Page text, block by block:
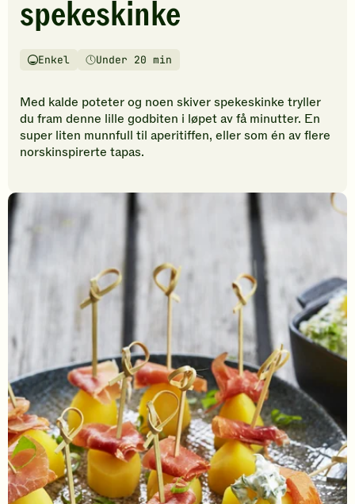
ingen
vurderinger.
den
til
å
vurdere
denne
oppskriften.
spekeskinke
Vanskelighetsgrad
Enkel
TilberedningstidUnder 20 min
Med kalde poteter og noen skiver spekeskinke tryller
du fram denne lille godbiten i løpet av få minutter. En
super liten munnfull til aperitiffen, eller som én av flere
norskinspirerte tapas.